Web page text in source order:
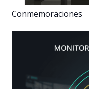
Conmemoraciones